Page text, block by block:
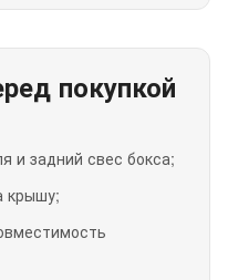
покупкой
и задний свес бокса;
крышу;